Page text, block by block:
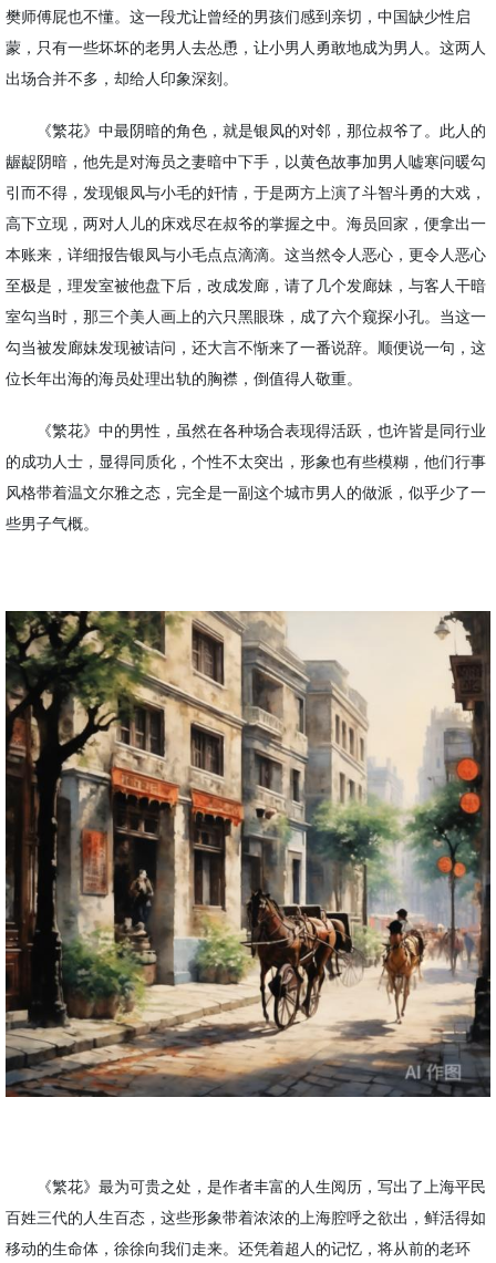
樊师傅屁也不懂。这一段尤让曾经的男孩们感到亲切，中国缺少性启
蒙，只有一些坏坏的老男人去怂恿，让小男人勇敢地成为男人。这两人
出场合并不多，却给人印象深刻。
《繁花》中最阴暗的角色，就是银凤的对邻，那位叔爷了。此人的
龌龊阴暗，他先是对海员之妻暗中下手，以黄色故事加男人嘘寒问暖勾
引而不得，发现银凤与小毛的奸情，于是两方上演了斗智斗勇的大戏，
高下立现，两对人儿的床戏尽在叔爷的掌握之中。海员回家，便拿出一
本账来，详细报告银凤与小毛点点滴滴。这当然令人恶心，更令人恶心
至极是，理发室被他盘下后，改成发廊，请了几个发廊妹，与客人干暗
室勾当时，那三个美人画上的六只黑眼珠，成了六个窥探小孔。当这一
勾当被发廊妹发现被诘问，还大言不惭来了一番说辞。顺便说一句，这
位长年出海的海员处理出轨的胸襟，倒值得人敬重。
《繁花》中的男性，虽然在各种场合表现得活跃，也许皆是同行业
的成功人士，显得同质化，个性不太突出，形象也有些模糊，他们行事
风格带着温文尔雅之态，完全是一副这个城市男人的做派，似乎少了一
些男子气概。
《繁花》最为可贵之处，是作者丰富的人生阅历，写出了上海平民
百姓三代的人生百态，这些形象带着浓浓的上海腔呼之欲出，鲜活得如
移动的生命体，徐徐向我们走来。还凭着超人的记忆，将从前的老环